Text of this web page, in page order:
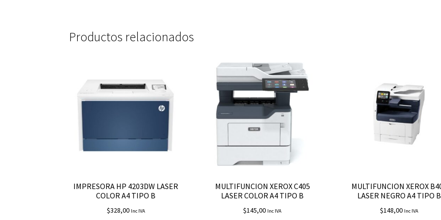
Productos relacionados
IMPRESORA HP 4203DW LASER
COLOR A4 TIPO B
$328,00 Inc IVA
MULTIFUNCION XEROX C405
LASER COLOR A4 TIPO B
$145,00 Inc IVA
MULTIFUNCION XEROX
LASER NEGRO A4 TIPO B
$148,00 Inc IVA